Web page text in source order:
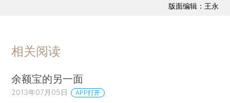
版面编辑：王永
相关阅读
余额宝的另一面
2013年07月05日 APP打开